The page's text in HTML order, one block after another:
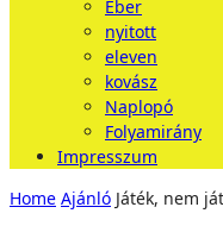
Éber
nyitott
eleven
kovász
Naplopó
Folyamirány
Impresszum
Home Ajánló Játék, nem